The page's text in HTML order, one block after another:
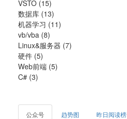
VSTO (15)
数据库 (13)
机器学习 (11)
vb/vba (8)
Linux&服务器 (7)
硬件 (5)
Web前端 (5)
C# (3)
公众号 趋势图 昨日阅读榜